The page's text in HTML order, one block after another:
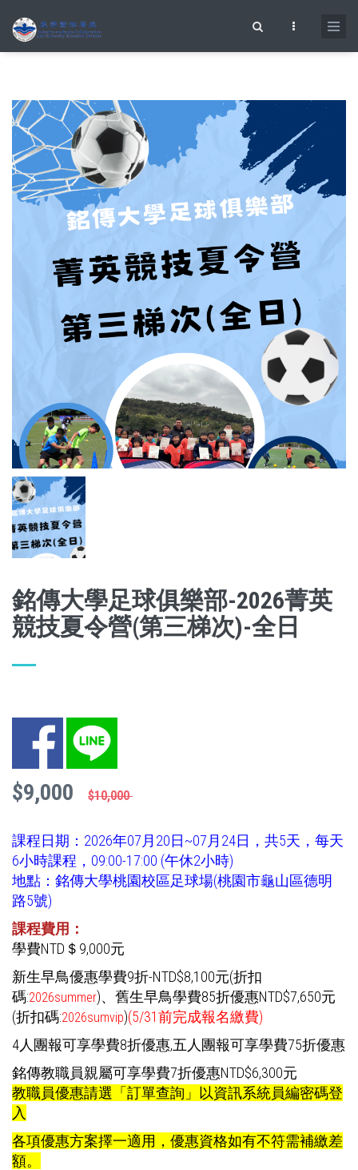
銘傳大學足球俱樂部-2026菁英
競技夏令營(第三梯次)-全日
Facebook LINE
$9,000 $10,000
課程日期：2026年07月20日~07月24日，共5天，每天
6小時課程，09:00-17:00 (午休2小時)
地點：銘傳大學桃園校區足球場(桃園市龜山區德明
路5號)
課程費用：
學費NTD＄9,000元
新生早鳥優惠學費9折-NTD$8,100元(折扣
碼:2026summer)、舊生早鳥學費85折優惠NTD$7,650元
(折扣碼:2026sumvip)(5/31前完成報名繳費)
4人團報可享學費8折優惠,五人團報可享學費75折優惠
銘傳教職員親屬可享學費7折優惠NTD$6,300元
教職員優惠請選「訂單查詢」以資訊系統員編密碼登
入
各項優惠方案擇一適用，優惠資格如有不符需補繳差
額。